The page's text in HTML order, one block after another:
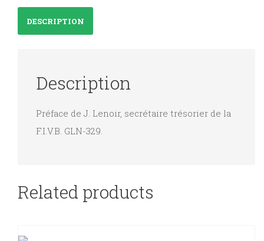
de
volley-
quantity
DESCRIPTION
Description
Préface de J. Lenoir, secrétaire trésorier de la
F.I.V.B. GLN-329.
Related products